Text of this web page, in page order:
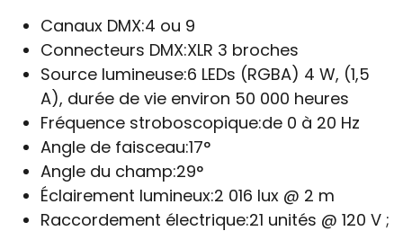
Canaux DMX:4 ou 9
Connecteurs DMX:XLR 3 broches
Source lumineuse:6 LEDs (RGBA) 4 W, (1,5
A), durée de vie environ 50 000 heures
Fréquence stroboscopique:de 0 à 20 Hz
Angle de faisceau:17°
Angle du champ:29°
Éclairement lumineux:2 016 lux @ 2 m
Raccordement électrique:21 unités @ 120 V ;